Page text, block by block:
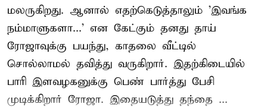
மலருகிறது. ஆனால் எதற்கெடுத்தாலும் 'இவங்க
நம்மாளுகளா...' என கேட்கும் தனது தாய்
ரோஜாவுக்கு பயந்து, காதலை வீட்டில்
சொல்லாமல் தவித்து வருகிறார். இதற்கிடையில்
பாரி இளவழகனுக்கு பெண் பார்த்து பேசி
முடிக்கிறார் ரோஜா. இதையடுத்து தந்தை ...